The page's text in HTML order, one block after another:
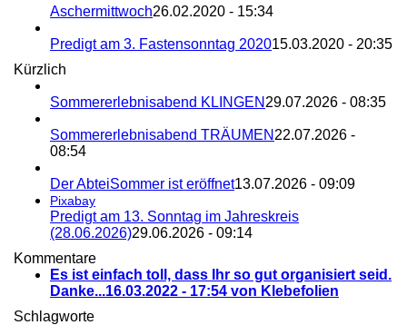
Aschermittwoch26.02.2020 - 15:34
Predigt am 3. Fastensonntag 202015.03.2020 - 20:35
Kürzlich
Sommererlebnisabend KLINGEN 29.07.2026 - 08:35
Sommererlebnisabend TRÄUMEN 22.07.2026 -
08:54
Der AbteiSommer ist eröffnet13.07.2026 - 09:09
Pixabay
Predigt am 13. Sonntag im Jahreskreis
(28.06.2026)29.06.2026 - 09:14
Kommentare
Es ist einfach toll, dass Ihr so gut organisiert seid.
Danke...16.03.2022 - 17:54 von Klebefolien
Schlagworte